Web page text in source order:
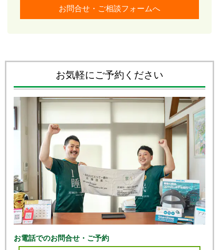
お問合せ・ご相談フォームへ
お気軽にご予約ください
お電話でのお問合せ・ご予約